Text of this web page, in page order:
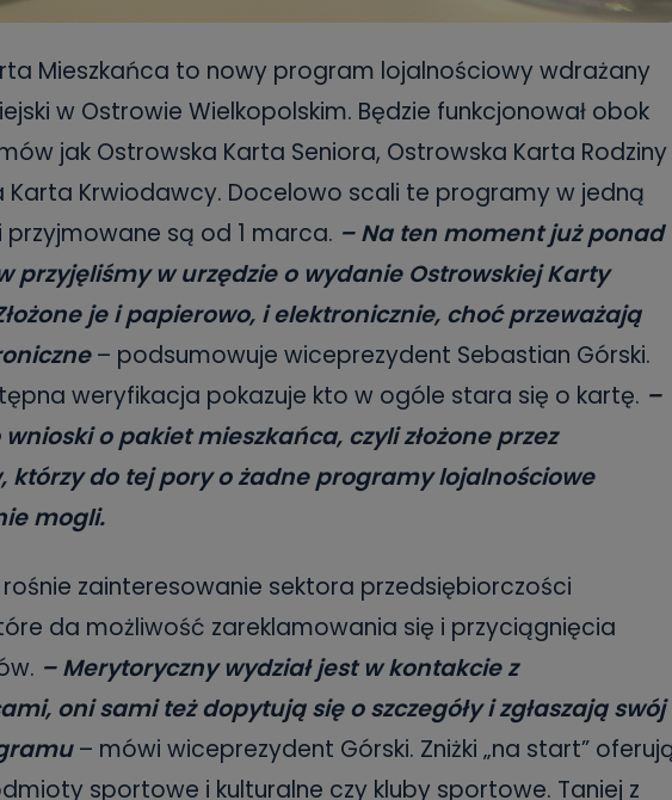
Mieszkańca to nowy program lojalnościowy wdrażany
w Ostrowie Wielkopolskim. Będzie funkcjonował obok
jak Ostrowska Karta Seniora, Ostrowska Karta Rodziny
Karta Krwiodawcy. Docelowo scali te programy w jedną
przyjmowane są od 1 marca. – Na ten moment już ponad
przyjęliśmy w urzędzie o wydanie Ostrowskiej Karty
je i papierowo, i elektronicznie, choć przeważają
– podsumowuje wiceprezydent Sebastian Górski.
weryfikacja pokazuje kto w ogóle stara się o kartę. –
wnioski o pakiet mieszkańca, czyli złożone przez
którzy do tej pory o żadne programy lojalnościowe
mogli.
zainteresowanie sektora przedsiębiorczości
da możliwość zareklamowania się i przyciągnięcia
– Merytoryczny wydział jest w kontakcie z
oni sami też dopytują się o szczegóły i zgłaszają swój
– mówi wiceprezydent Górski. Zniżki „na start”
sportowe i kulturalne czy kluby sportowe. Taniej z